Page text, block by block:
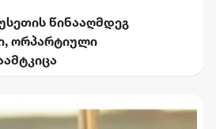
წინააღმდეგ
ორპარტიული